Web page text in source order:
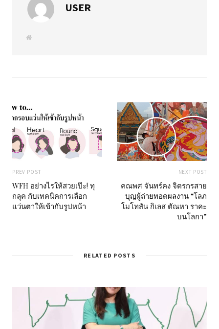
USER
W
PREV POST
WFH อย่างไรให้สวยเป๊ะ! ทุ
กลุค กับเทคนิคการเลือก
แว่นตาให้เข้ากับรูปหน้า
NEXT POST
คณพศ จันทร์คง จิตรกรสาย
บุญผู้ถ่ายทอดผลงาน “โลภ
โมโทสัน กิเลส ตัณหา ราคะ
บนโลกา”
RELATED POSTS